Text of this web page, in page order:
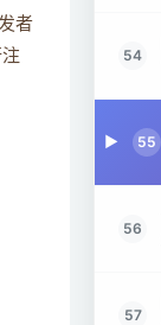
者
54
55
56
57